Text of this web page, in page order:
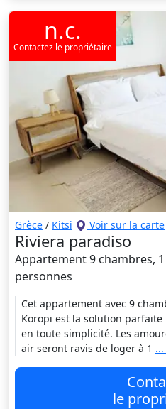
n.c.
Contactez le propriétaire
Grèce / Kitsi Voir sur la carte
Riviera paradiso
Appartement 9 chambres,
personnes
Cet appartement avec 9
Koropi est la solution
en toute simplicité. Les
air seront ravis de loger à 1
le